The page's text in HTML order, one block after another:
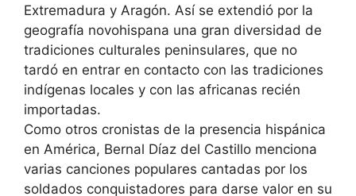
Extremadura y Aragón. Así se extendió por la
geografía novohispana una gran diversidad de
tradiciones culturales peninsulares, que no
tardó en entrar en contacto con las tradiciones
indígenas locales y con las africanas recién
importadas.
Como otros cronistas de la presencia hispánica
en América, Bernal Díaz del Castillo menciona
varias canciones populares cantadas por los
soldados conquistadores para darse valor en su